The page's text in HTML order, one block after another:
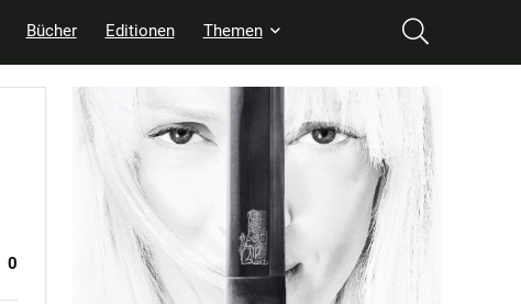
Bücher Editionen Themen
0